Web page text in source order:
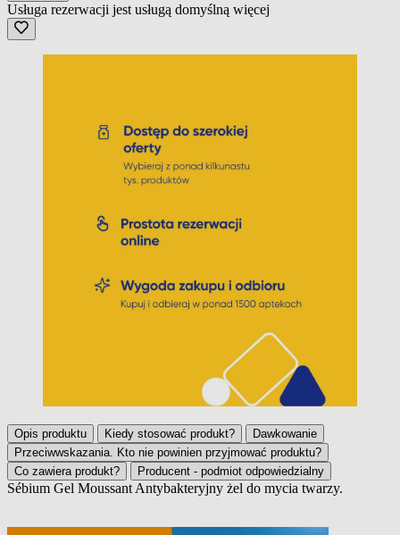
Usługa rezerwacji jest usługą domyślną więcej
Opis produktu Kiedy stosować produkt?
Dawkowanie
Przeciwwskazania. Kto nie powinien przyjmować produktu?
Co zawiera produkt?
Producent - podmiot odpowiedzialny
Sébium Gel Moussant Antybakteryjny żel do mycia twarzy.